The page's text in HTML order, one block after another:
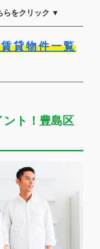
らをクリック ▼
貸物件一覧
ト！豊島区